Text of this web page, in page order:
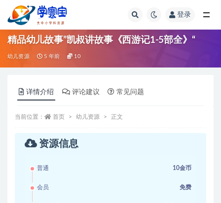
登录
精品幼儿故事”凯叔讲故事《西游记1-5部全》“
幼儿资源 5 年前 10
详情介绍 评论建议 常见问题
当前位置： 首页 幼儿资源 正文
资源信息
普通 10金币
会员 免费
全部